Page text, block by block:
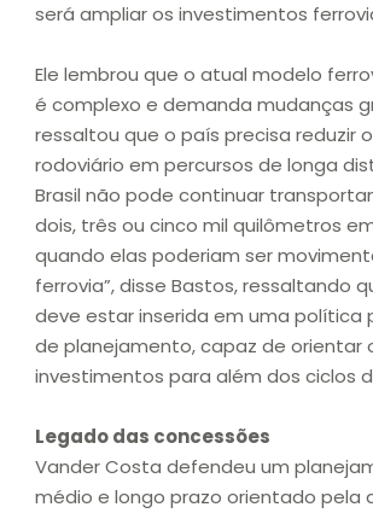
será ampliar os investimentos
Ele lembrou que o atual modelo
é complexo e demanda mudanças
ressaltou que o país precisa reduzir
rodoviário em percursos de longa
Brasil não pode continuar
dois, três ou cinco mil quilômetros
quando elas poderiam ser
ferrovia”, disse Bastos, ressaltando
deve estar inserida em uma política
de planejamento, capaz de orientar
investimentos para além dos ciclos
Legado das concessões
Vander Costa defendeu um
médio e longo prazo orientado pela